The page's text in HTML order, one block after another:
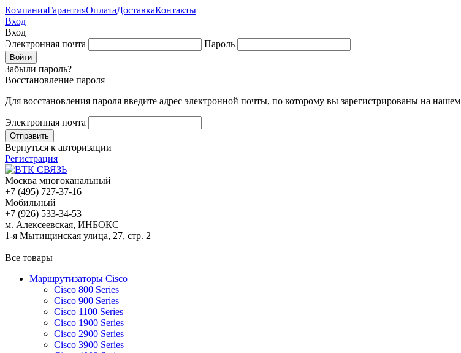
КомпанияГарантияОплатаДоставкаКонтакты
Вход
Вход
Электронная почта
Пароль
Забыли пароль?
Восстановление пароля
Для восстановления пароля введите адрес электронной почты, по которому вы зарегистрированы на
Электронная почта
Вернуться к авторизации
Регистрация
Москва многоканальный
+7 (495) 727-37-16
Мобильный
+7 (926) 533-34-53
м. Алексеевская, ИНБОКС
1-я Мытищинская улица, 27, стр. 2
Все товары
Маршрутизаторы Cisco
Cisco 800 Series
Cisco 900 Series
Cisco 1100 Series
Cisco 1900 Series
Cisco 2900 Series
Cisco 3900 Series